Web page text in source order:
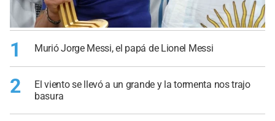
1 Murió Jorge Messi, el papá de Lionel Messi
2
El viento se llevó a un grande y la tormenta nos trajo
basura